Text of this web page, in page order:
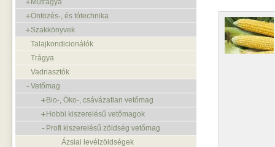
Műtrágya
Öntözés-, és tótechnika
Szakkönyvek
Talajkondicionálók
Trágya
Vadriasztók
Vetőmag
Bio-, Öko-, csávázatlan vetőmag
Hobbi kiszerelésű vetőmagok
Profi kiszerelésű zöldség vetőmag
Ázsiai levélzöldségek